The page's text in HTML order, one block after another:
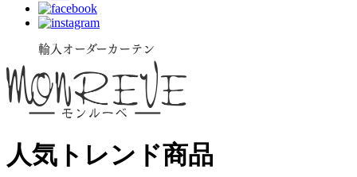
人気トレンド商品